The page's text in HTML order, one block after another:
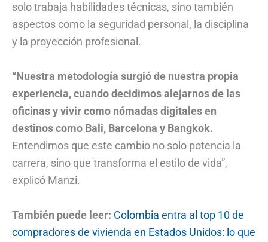
solo trabaja habilidades técnicas, sino también
aspectos como la seguridad personal, la disciplina
y la proyección profesional.
“Nuestra metodología surgió de nuestra propia
experiencia, cuando decidimos alejarnos de las
oficinas y vivir como nómadas digitales en
destinos como Bali, Barcelona y Bangkok.
Entendimos que este cambio no solo potencia la
carrera, sino que transforma el estilo de vida”,
explicó Manzi.
También puede leer: Colombia entra al top 10 de
compradores de vivienda en Estados Unidos: lo que